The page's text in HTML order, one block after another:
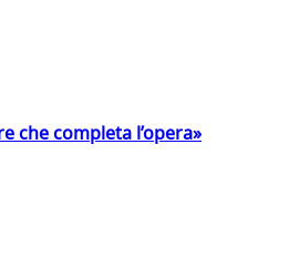
che completa l’opera»